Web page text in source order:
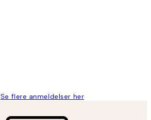
Se flere anmeldelser her